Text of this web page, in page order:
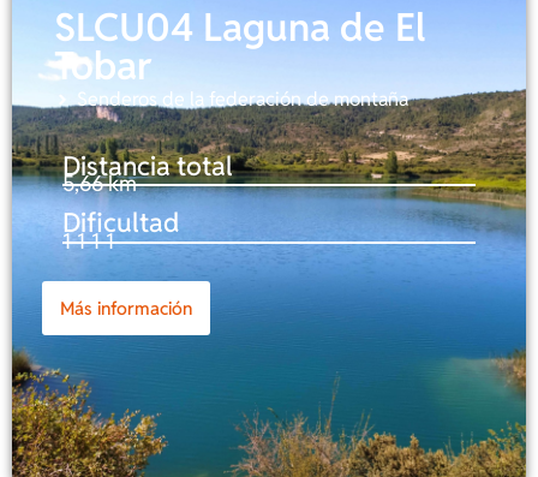
SLCU04 Laguna de El
Tobar
Senderos de la federación de montaña
Distancia total
5,66 km
Dificultad
1-1-1-1
Más información